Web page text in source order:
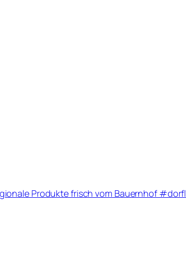
Produkte frisch vom Bauernhof